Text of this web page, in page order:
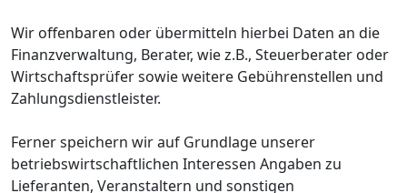
Wir offenbaren oder übermitteln hierbei Daten an die
Finanzverwaltung, Berater, wie z.B., Steuerberater oder
Wirtschaftsprüfer sowie weitere Gebührenstellen und
Zahlungsdienstleister.
Ferner speichern wir auf Grundlage unserer
betriebswirtschaftlichen Interessen Angaben zu
Lieferanten, Veranstaltern und sonstigen